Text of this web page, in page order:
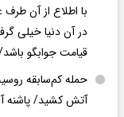
با اطلاع از آن طرف
در آن دنیا خیلی
قیامت جوابگو
حمله کم‌سابقه
آتش کشید/